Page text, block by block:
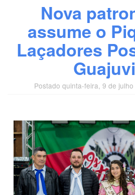
Nova
assume o
Laçadores
Postado quinta-feira, 9 de